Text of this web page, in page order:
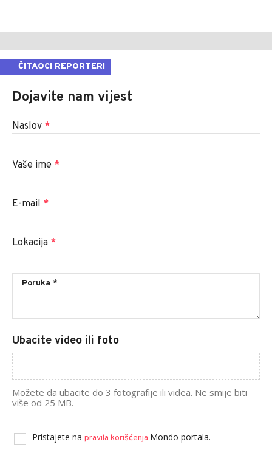
ČITAOCI REPORTERI
Dojavite nam vijest
Naslov *
Vaše ime *
E-mail *
Lokacija *
Ubacite video ili foto
Možete da ubacite do 3 fotografije ili videa. Ne smije biti
više od 25 MB.
Pristajete na pravila korišćenja Mondo portala.